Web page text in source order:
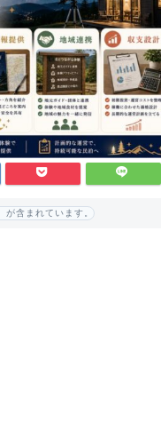
が含まれています。